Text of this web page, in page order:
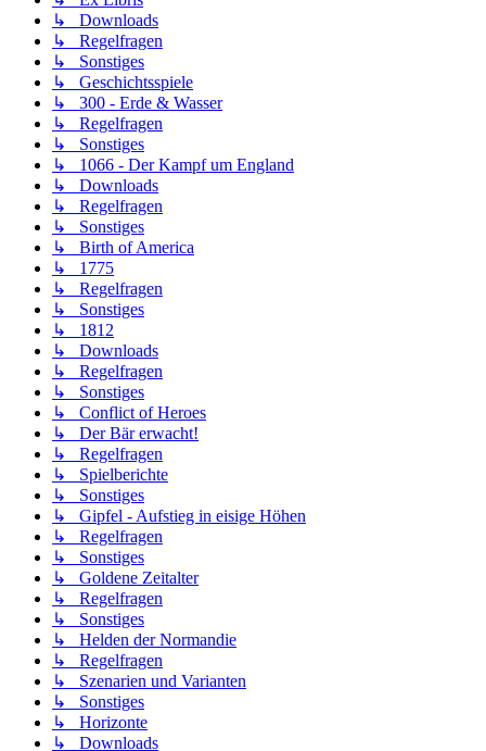
↳ Downloads
↳ Regelfragen
↳ Sonstiges
↳ Geschichtsspiele
↳ 300 - Erde & Wasser
↳ Regelfragen
↳ Sonstiges
↳ 1066 - Der Kampf um England
↳ Downloads
↳ Regelfragen
↳ Sonstiges
↳ Birth of America
↳ 1775
↳ Regelfragen
↳ Sonstiges
↳ 1812
↳ Downloads
↳ Regelfragen
↳ Sonstiges
↳ Conflict of Heroes
↳ Der Bär erwacht!
↳ Regelfragen
↳ Spielberichte
↳ Sonstiges
↳ Gipfel - Aufstieg in eisige Höhen
↳ Regelfragen
↳ Sonstiges
↳ Goldene Zeitalter
↳ Regelfragen
↳ Sonstiges
↳ Helden der Normandie
↳ Regelfragen
↳ Szenarien und Varianten
↳ Sonstiges
↳ Horizonte
↳ Downloads